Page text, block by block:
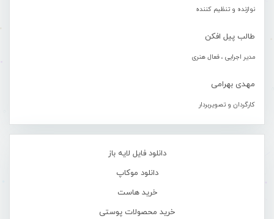
نوازنده و تنظیم کننده
طالب پیل افکن
مدیر اجرایی ، فعال هنری
مهدی بهرامی
کارگردان و تصویربردار
دانلود فایل لایه باز
دانلود موکاپ
خرید هاست
خرید محصولات پوستی